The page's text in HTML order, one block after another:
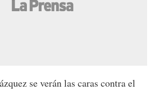
se verán las caras contra el